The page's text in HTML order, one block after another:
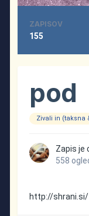
ZAPISOV
155
pod
Zivali in (taksna
Zapis je
558
http://